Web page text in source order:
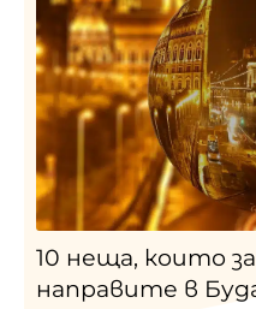
10 неща, които
направите в